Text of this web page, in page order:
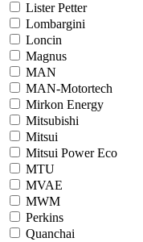
Lister Petter
Lombargini
Loncin
Magnus
MAN
MAN-Motortech
Mirkon Energy
Mitsubishi
Mitsui
Mitsui Power Eco
MTU
MVAE
MWM
Perkins
Quanchai